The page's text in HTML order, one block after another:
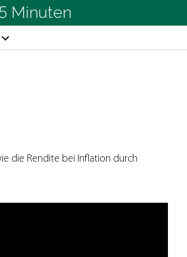
Minuten
die Rendite bei Inflation durch